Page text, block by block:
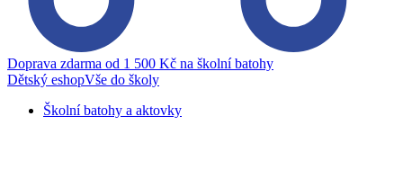
Doprava zdarma od 1 500 Kč na školní batohy
Dětský eshopVše do školy
Školní batohy a aktovky